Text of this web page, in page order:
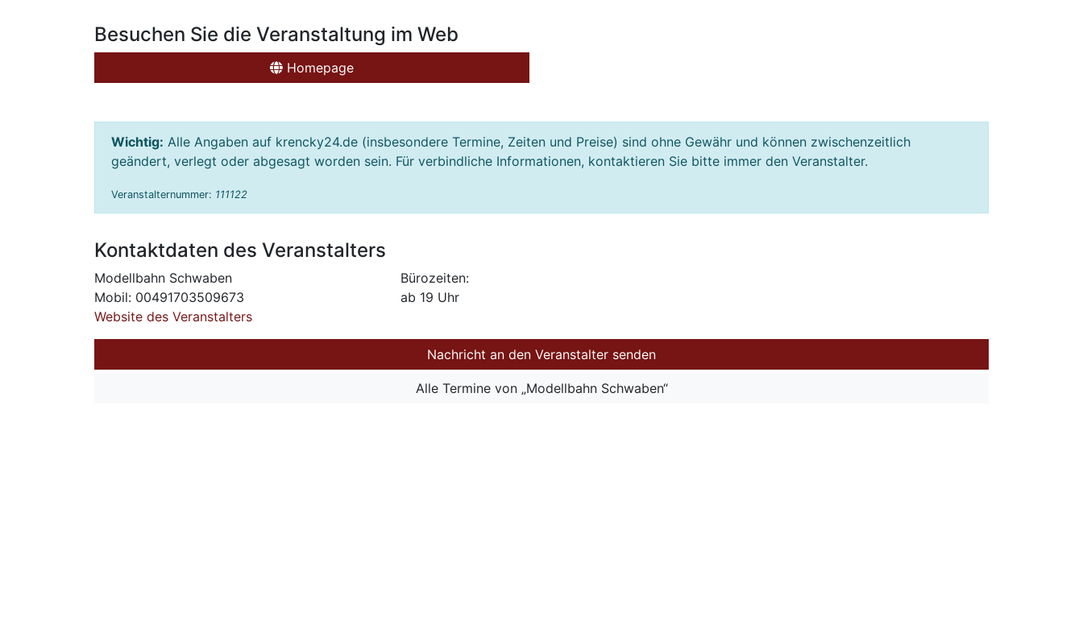
Besuchen Sie die Veranstaltung im Web
Homepage
Wichtig: Alle Angaben auf krencky24.de (insbesondere Termine, Zeiten und Preise) sind ohne Gewähr und können zwischenzeitlich
geändert, verlegt oder abgesagt worden sein. Für verbindliche Informationen, kontaktieren Sie bitte immer den Veranstalter.
Veranstalternummer: 111122
Kontaktdaten des Veranstalters
Modellbahn Schwaben
Mobil: 00491703509673
Website des Veranstalters
Bürozeiten:
ab 19 Uhr
Nachricht an den Veranstalter senden
Alle Termine von „Modellbahn Schwaben“